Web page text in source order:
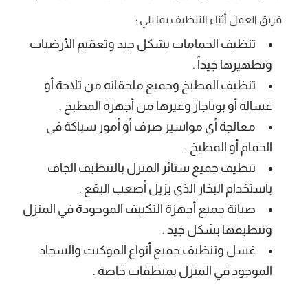
فريق العمل أثناء التنظيف بما يلي :
تنظيف الحمامات بشكل جيد وتعقيم الأرضيات
وتطهيرها جيداً .
تنظيف المطبخ وجميع ملحقاته من ثلاجة أو
غسالة أو بوتاجاز وغيرها من أجهزة المطبخ .
معالجة أي مواسير صرف أو أمور سباكة في
الحمام أو المطبخ .
تنظيف جميع ستائر المنزل بالتنظيف الجاف
باستخدام البخار الذي يزيل أصعب البقع .
صيانة جميع أجهزة التكييف الموجودة في المنزل
وتنظيفها بشكل جيد .
غسل وتنظيف جميع أنواع الموكيت والسجاد
الموجود في المنزل بمنظفات خاصة .